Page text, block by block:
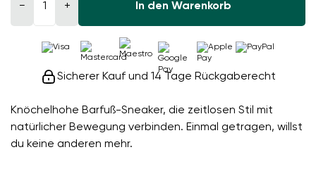
Knöchelhohe Barfuß-Sneaker, die zeitlosen Stil mit
natürlicher Bewegung verbinden. Einmal getragen, willst
du keine anderen mehr.
− + In den Warenkorb
Sicherer Kauf und 14 Tage Rückgaberecht